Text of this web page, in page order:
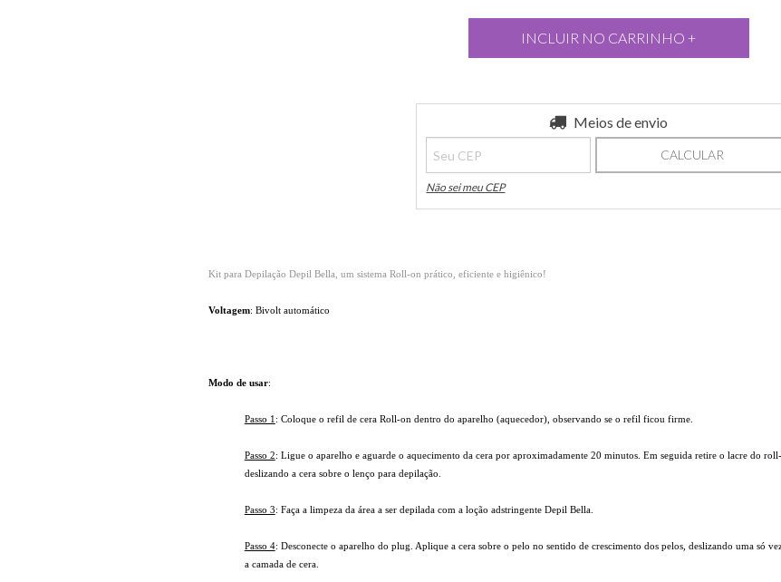
Meios de envio
CALCULAR
Não sei meu CEP
Kit para Depilação Depil Bella, um sistema Roll-on prático, eficiente e higiênico!
Voltagem: Bivolt automático
Modo de usar:
Passo 1 : Coloque o refil de cera Roll-on dentro do aparelho (aquecedor), observando se o refil ficou firme.
Passo 2: Ligue o aparelho e aguarde o aquecimento da cera por aproximadamente 20 minutos. Em seguida retire o lacre do
deslizando a cera sobre o lenço para depilação.
Passo 3: Faça a limpeza da área a ser depilada com a loção adstringente Depil Bella.
Passo 4: Desconecte o aparelho do plug. Aplique a cera sobre o pelo no sentido de crescimento dos pelos, deslizando uma só
a camada de cera.